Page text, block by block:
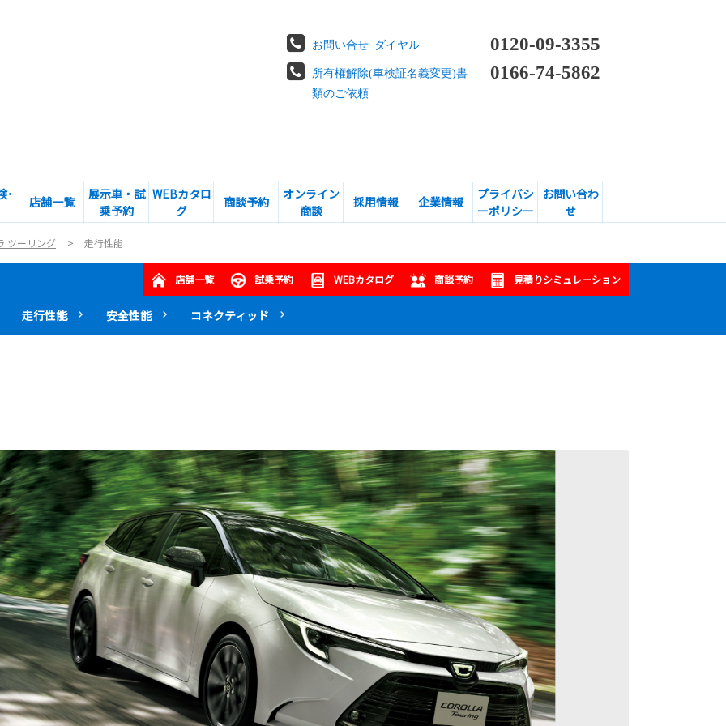
お問い合せ ダイヤル 0120-09-3355
所有権解除(車検証名義変更)書
類のご依頼
0166-74-5862
･ 店舗一覧
展示車・試
乗予約
WEBカタロ
グ
商談予約
オンライン
商談
採用情報 企業情報
プライバシ
ーポリシー
お問い合わ
せ
ツーリング 走行性能
店舗一覧 試乗予約 WEBカタログ 商談予約 見積りシミュレーション
走行性能 安全性能 コネクティッド